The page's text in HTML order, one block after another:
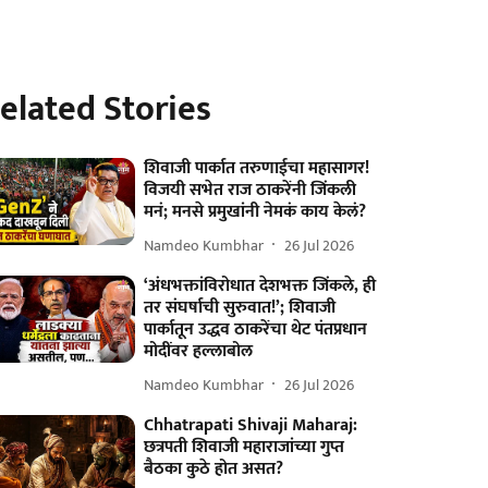
Stories
शिवाजी पार्कात तरुणाईचा महासागर!
विजयी सभेत राज ठाकरेंनी जिंकली
मनं; मनसे प्रमुखांनी नेमकं काय केलं?
Namdeo Kumbhar 26 Jul 2026
‘अंधभक्तांविरोधात देशभक्त जिंकले, ही
तर संघर्षाची सुरुवात!’; शिवाजी
पार्कातून उद्धव ठाकरेंचा थेट पंतप्रधान
मोदींवर हल्लाबोल
Namdeo Kumbhar 26 Jul 2026
Chhatrapati Shivaji Maharaj:
छत्रपती शिवाजी महाराजांच्या गुप्त
बैठका कुठे होत असत?